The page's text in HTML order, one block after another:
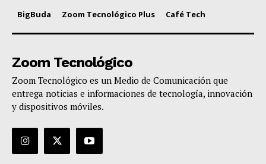
BigBuda Zoom Tecnológico Plus Café Tech
Zoom Tecnológico
Zoom Tecnológico es un Medio de Comunicación que
entrega noticias e informaciones de tecnología, innovación
y dispositivos móviles.